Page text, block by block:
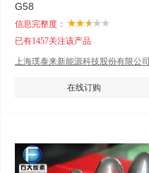
G58
信息完整度：
已有1457关注该产品
上海璞泰来新能源科技股份有限公司
在线订购